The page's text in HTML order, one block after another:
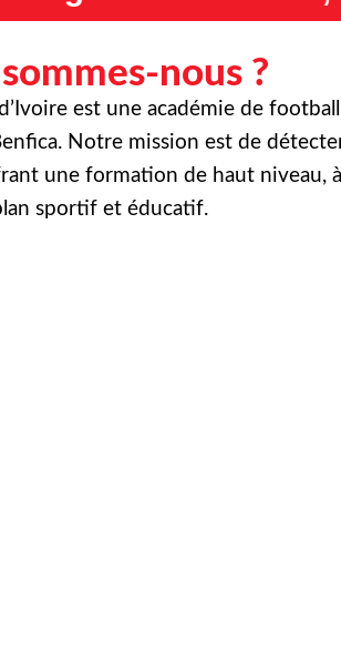
nous ?
est une académie de
Notre mission est de
une formation de haut niveau,
sportif et éducatif.